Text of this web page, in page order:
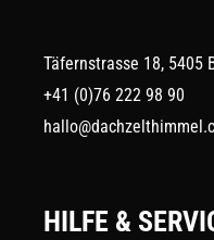
Täfernstrasse 18, 5405
+41 (0)76 222 98 90
HILFE &